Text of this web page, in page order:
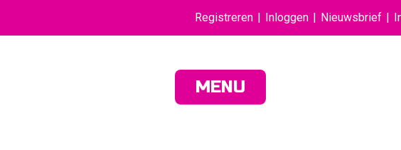
Registreren Inloggen Nieuwsbrief
MENU